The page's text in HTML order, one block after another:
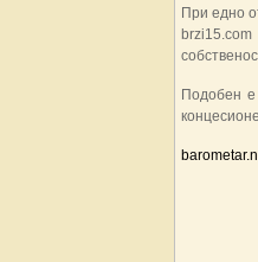
При едно
Подобен